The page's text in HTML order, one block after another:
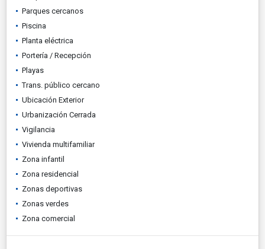
Parques cercanos
Piscina
Planta eléctrica
Portería / Recepción
Playas
Trans. público cercano
Ubicación Exterior
Urbanización Cerrada
Vigilancia
Vivienda multifamiliar
Zona infantil
Zona residencial
Zonas deportivas
Zonas verdes
Zona comercial